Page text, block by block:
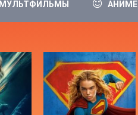
МУЛЬТФИЛЬМЫ АНИМЕ